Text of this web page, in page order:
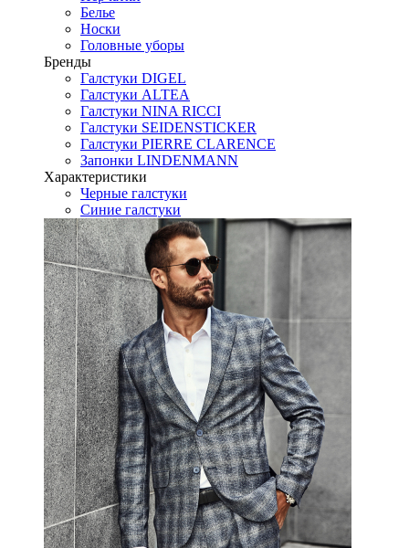
Белье
Носки
Головные уборы
Бренды
Галстуки DIGEL
Галстуки ALTEA
Галстуки NINA RICCI
Галстуки SEIDENSTICKER
Галстуки PIERRE CLARENCE
Запонки LINDENMANN
Характеристики
Черные галстуки
Синие галстуки